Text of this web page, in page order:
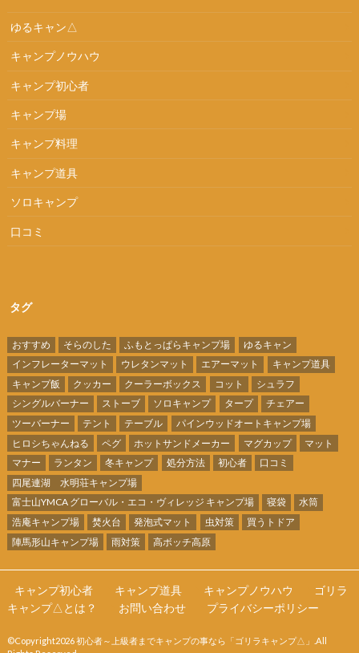
ゆるキャン△
キャンプノウハウ
キャンプ初心者
キャンプ場
キャンプ料理
キャンプ道具
ソロキャンプ
口コミ
タグ
おすすめ そらのした ふもとっぱらキャンプ場
ゆるキャン
インフレーターマット
ウレタンマット エアーマット
キャンプ道具
キャンプ飯
クッカー クーラーボックス コット
シュラフ
シングルバーナー
ストーブ ソロキャンプ タープ
チェアー
ツーバーナー
テント テーブル
パインウッドオートキャンプ場
ヒロシちゃんねる
ペグ ホットサンドメーカー マグカップ
マット
マナー
ランタン 冬キャンプ 処分方法 初心者
口コミ
四尾連湖 水明荘キャンプ場
富士山YMCA グローバル・エコ・ヴィレッジ キャンプ場
寝袋
水筒
浩庵キャンプ場
焚火台 発泡式マット 虫対策
買うトドア
陣馬形山キャンプ場
雨対策 高ボッチ高原
キャンプ初心者 キャンプ道具 キャンプノウハウ
ゴリラ
キャンプ△とは？
お問い合わせ プライバシーポリシー
©Copyright2026初心者～上級者までキャンプの事なら「ゴリラキャンプ△」
.All